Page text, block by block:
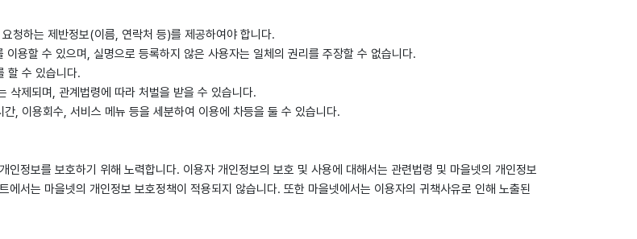
청하는 제반정보(이름, 연락처 등)를 제공하여야 합니다.
용할 수 있으며, 실명으로 등록하지 않은 사용자는 일체의 권리를 주장할 수 없습니다.
할 수 있습니다.
제되며, 관계법령에 따라 처벌을 받을 수 있습니다.
, 이용회수, 서비스 메뉴 등을 세분하여 이용에 차등을 둘 수 있습니다.
정보를 보호하기 위해 노력합니다. 이용자 개인정보의 보호 및 사용에 대해서는 관련법령 및 마을넷의 개인정보
서는 마을넷의 개인정보 보호정책이 적용되지 않습니다. 또한 마을넷에서는 이용자의 귀책사유로 인해 노출된